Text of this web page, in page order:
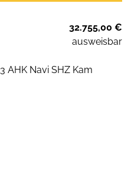
32.755,00 €
ausweisbar